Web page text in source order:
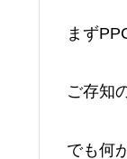
まず
ご存知
でも何